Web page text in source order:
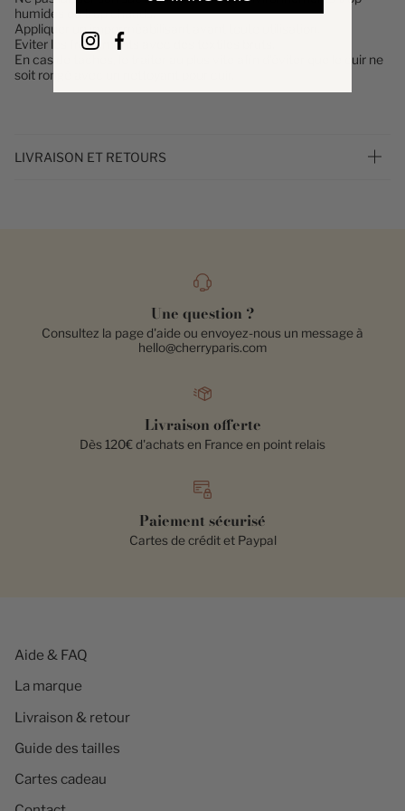
humides ou trop chauds.
Appliquer un imperméabilisant avant toute utilisation.
Eviter les frottements avec des textiles bruts.
En cas de taches, le traiter au plus vite afin d'éviter que le cuir ne
soit rongé avec un nettoyant pour cuir.
LIVRAISON ET RETOURS
Une question ?
Consultez la page d'aide ou envoyez-nous un message à
hello@cherryparis.com
Livraison offerte
Dès 120€ d'achats en France en point relais
Paiement sécurisé
Cartes de crédit et Paypal
Aide & FAQ
La marque
Livraison & retour
Guide des tailles
Cartes cadeau